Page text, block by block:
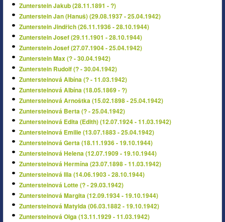
Zunterstein Jakub (28.11.1891 - ?)
Zunterstein Jan (Hanuš) (29.08.1937 - 25.04.1942)
Zunterstein Jindřich (26.11.1936 - 28.10.1944)
Zunterstein Josef (29.11.1901 - 28.10.1944)
Zunterstein Josef (27.07.1904 - 25.04.1942)
Zunterstein Max (? - 30.04.1942)
Zunterstein Rudolf (? - 30.04.1942)
Zuntersteinová Albína (? - 11.03.1942)
Zuntersteinová Albína (18.05.1869 - ?)
Zuntersteinová Arnoštka (15.02.1898 - 25.04.1942)
Zuntersteinová Berta (? - 25.04.1942)
Zuntersteinová Edita (Edith) (12.07.1924 - 11.03.1942)
Zuntersteinová Emilie (13.07.1883 - 25.04.1942)
Zuntersteinová Gerta (18.11.1936 - 19.10.1944)
Zuntersteinová Helena (12.07.1909 - 19.10.1944)
Zuntersteinová Hermína (23.07.1898 - 11.03.1942)
Zuntersteinová Illa (14.06.1903 - 28.10.1944)
Zuntersteinová Lotte (? - 29.03.1942)
Zuntersteinová Margita (12.09.1934 - 19.10.1944)
Zuntersteinová Matylda (06.03.1882 - 19.10.1942)
Zuntersteinová Olga (13.11.1929 - 11.03.1942)